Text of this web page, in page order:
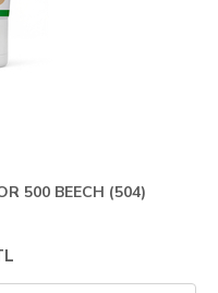
500 BEECH (504)